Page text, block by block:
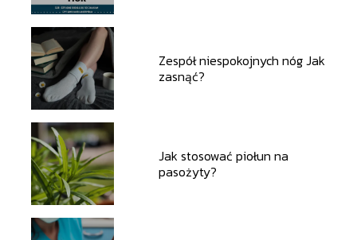
Zespół niespokojnych nóg Jak
zasnąć?
Jak stosować piołun na
pasożyty?